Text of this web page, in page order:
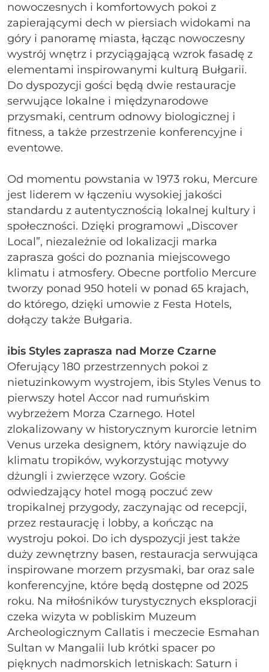
nowoczesnych i komfortowych pokoi z
zapierającymi dech w piersiach widokami na
góry i panoramę miasta, łącząc nowoczesny
wystrój wnętrz i przyciągającą wzrok fasadę z
elementami inspirowanymi kulturą Bułgarii.
Do dyspozycji gości będą dwie restauracje
serwujące lokalne i międzynarodowe
przysmaki, centrum odnowy biologicznej i
fitness, a także przestrzenie konferencyjne i
eventowe.
Od momentu powstania w 1973 roku, Mercure
jest liderem w łączeniu wysokiej jakości
standardu z autentycznością lokalnej kultury i
społeczności. Dzięki programowi „Discover
Local”, niezależnie od lokalizacji marka
zaprasza gości do poznania miejscowego
klimatu i atmosfery. Obecne portfolio Mercure
tworzy ponad 950 hoteli w ponad 65 krajach,
do którego, dzięki umowie z Festa Hotels,
dołączy także Bułgaria.
ibis Styles zaprasza nad Morze Czarne
Oferujący 180 przestrzennych pokoi z
nietuzinkowym wystrojem, ibis Styles Venus to
pierwszy hotel Accor nad rumuńskim
wybrzeżem Morza Czarnego. Hotel
zlokalizowany w historycznym kurorcie letnim
Venus urzeka designem, który nawiązuje do
klimatu tropików, wykorzystując motywy
dżungli i zwierzęce wzory. Goście
odwiedzający hotel mogą poczuć zew
tropikalnej przygody, zaczynając od recepcji,
przez restaurację i lobby, a kończąc na
wystroju pokoi. Do ich dyspozycji jest także
duży zewnętrzny basen, restauracja serwująca
inspirowane morzem przysmaki, bar oraz sale
konferencyjne, które będą dostępne od 2025
roku. Na miłośników turystycznych eksploracji
czeka wizyta w pobliskim Muzeum
Archeologicznym Callatis i meczecie Esmahan
Sultan w Mangalii lub krótki spacer po
pięknych nadmorskich letniskach: Saturn i